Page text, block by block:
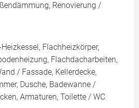
Renovierung /
Flachheizkörper,
Flachdacharbeiten,
/ Fassade, Kellerdecke,
Dusche, Badewanne /
Armaturen, Toilette / WC